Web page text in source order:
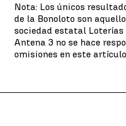
Nota: Los únicos
de la Bonoloto son
sociedad estatal Loterías
Antena 3 no se hace
omisiones en este